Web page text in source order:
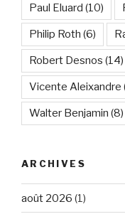
Paul Eluard (10)
Philip Roth (6)
Robert Desnos (14)
Vicente Aleixandre
Walter Benjamin (8)
ARCHIVES
août 2026 (1)